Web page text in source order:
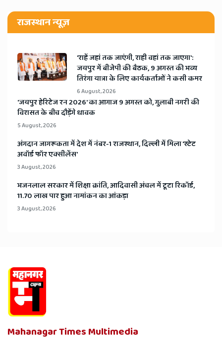
राजस्थान न्यूज़
'राहें जहां तक जाएंगी, राही वहां तक जाएगा':
जयपुर में बीजेपी की बैठक, 9 अगस्त की भव्य
तिरंगा यात्रा के लिए कार्यकर्ताओं ने कसी कमर
6 August, 2026
​'जयपुर हेरिटेज रन 2026' का आगाज 9 अगस्त को, गुलाबी नगरी की
विरासत के बीच दौड़ेंगे धावक
5 August, 2026
अंगदान जागरूकता में देश में नंबर-1 राजस्थान, दिल्ली में मिला 'स्टेट
अवॉर्ड फॉर एक्सीलेंस'
3 August, 2026
भजनलाल सरकार में शिक्षा क्रांति, आदिवासी अंचल में टूटा रिकॉर्ड,
11.70 लाख पार हुआ नामांकन का आंकड़ा
3 August, 2026
Mahanagar Times Multimedia